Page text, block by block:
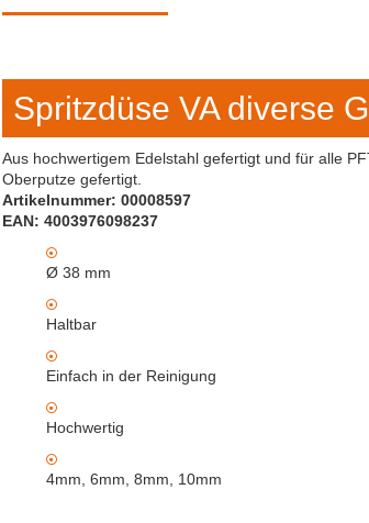
Spritzdüse VA diverse
Aus hochwertigem Edelstahl gefertigt und für alle
Oberputze gefertigt.
Artikelnummer: 00008597
EAN: 4003976098237
Ø 38 mm
Haltbar
Einfach in der Reinigung
Hochwertig
4mm, 6mm, 8mm, 10mm